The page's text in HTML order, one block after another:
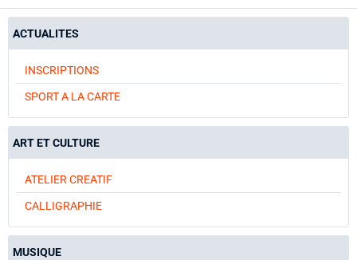
ACTUALITES
INSCRIPTIONS
SPORT A LA CARTE
ART ET CULTURE
ATELIER CREATIF
CALLIGRAPHIE
MUSIQUE